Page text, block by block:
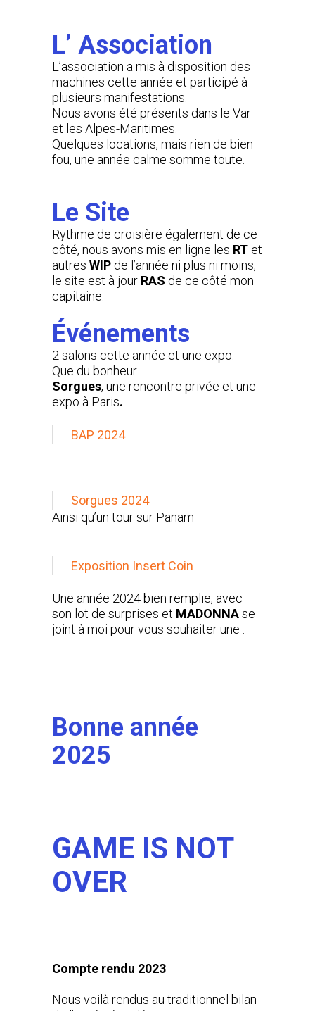
L’ Association
L’association a mis à disposition des
machines cette année et participé à
plusieurs manifestations.
Nous avons été présents dans le Var
et les Alpes-Maritimes.
Quelques locations, mais rien de bien
fou, une année calme somme toute.
Le Site
Rythme de croisière également de ce
côté, nous avons mis en ligne les RT et
autres WIP de l’année ni plus ni moins,
le site est à jour RAS de ce côté mon
capitaine.
Événements
2 salons cette année et une expo.
Que du bonheur…
Sorgues, une rencontre privée et une
expo à Paris.
BAP 2024
Sorgues 2024
Ainsi qu’un tour sur Panam
Exposition Insert Coin
Une année 2024 bien remplie, avec
son lot de surprises et MADONNAse
joint à moi pour vous souhaiter une :
Bonne année
2025
GAME IS NOT
OVER
Compte rendu 2023
Nous voilà rendus au traditionnel bilan